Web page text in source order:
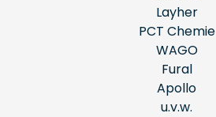
Layher
PCT Chemie
WAGO
Fural
Apollo
u.v.w.